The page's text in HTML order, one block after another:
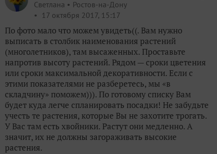
Светлана
Ростов-на-Дону
17 октября 2017, 15:17
По фото мало что можем увидеть((. Вам нужно
выписать в столбик наименования растений
(многолетников), там высаженных. Проставьте
напротив высоту растений. Рядом — сроки цветения
или сроки максимальной декоративности. Если с
этими показателями не разберетесь, мы «в
складчину» поможем))). По готовому списку Вам
будет куда легче спланировать посадки! Не забудьте
учесть те растения, которые Вы не захотите трогать.
У Вас там есть хвойники. Растут они медленно. А
значит, их не должны загораживать высокие
растения.